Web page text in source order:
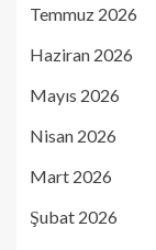
Temmuz 2026
Haziran 2026
Mayıs 2026
Nisan 2026
Mart 2026
Şubat 2026